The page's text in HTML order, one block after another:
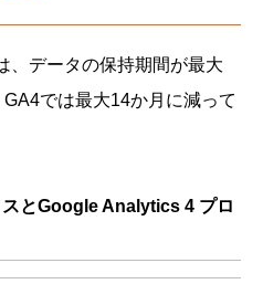
、データの保持期間が最大
では最大14か月に減って
とGoogle Analytics 4 プロ